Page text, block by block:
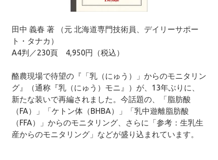
田中 義春 著 （元 北海道専門技術員、デイリーサポー
ト・タナカ）
A4判／230頁 4,950円（税込）
酪農現場で待望の『「乳（にゅう）」からのモニタリン
グ』（通称『乳（にゅう）モニ』）が、13年ぶりに、
新たな装いで再編されました。今話題の、「脂肪酸
（FA）」「ケトン体（BHBA）」「乳中遊離脂肪酸
（FFA）」からのモニタリング、さらに「参考：生乳生
産からのモニタリング」などが盛り込まれています。